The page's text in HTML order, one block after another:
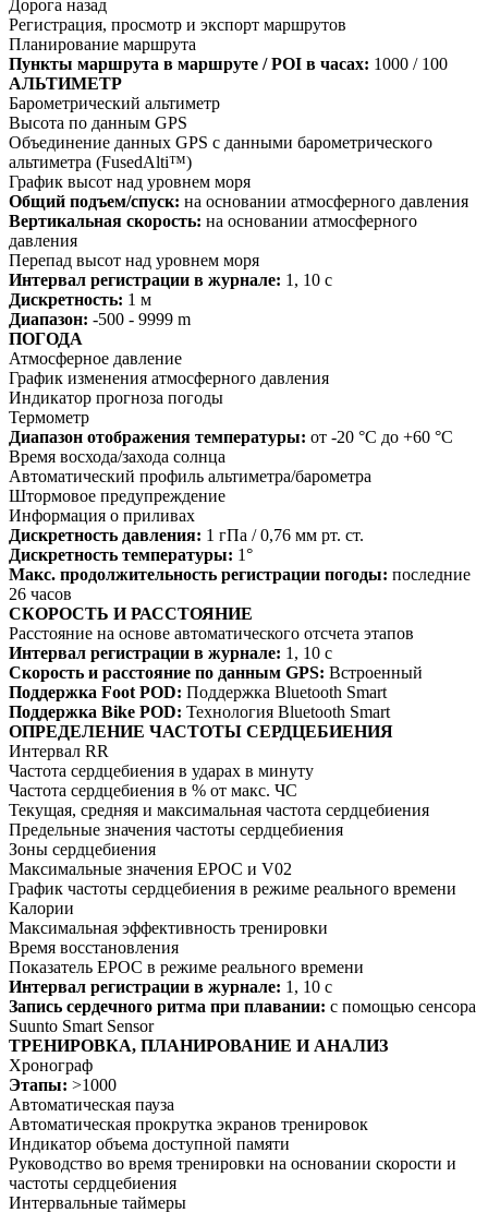
Дорога назад
Регистрация, просмотр и экспорт маршрутов
Планирование маршрута
Пункты маршрута в маршруте / POI в часах: 1000 / 100
АЛЬТИМЕТР
Барометрический альтиметр
Высота по данным GPS
Объединение данных GPS с данными барометрического
альтиметра (FusedAlti™)
График высот над уровнем моря
Общий подъем/спуск: на основании атмосферного давления
Вертикальная скорость: на основании атмосферного
давления
Перепад высот над уровнем моря
Интервал регистрации в журнале: 1, 10 с
Дискретность: 1 м
Диапазон: -500 - 9999 m
ПОГОДА
Атмосферное давление
График изменения атмосферного давления
Индикатор прогноза погоды
Термометр
Диапазон отображения температуры: от -20 °C до +60 °C
Время восхода/захода солнца
Автоматический профиль альтиметра/барометра
Штормовое предупреждение
Информация о приливах
Дискретность давления: 1 гПа / 0,76 мм рт. ст.
Дискретность температуры: 1°
Макс. продолжительность регистрации погоды: последние
26 часов
СКОРОСТЬ И РАССТОЯНИЕ
Расстояние на основе автоматического отсчета этапов
Интервал регистрации в журнале: 1, 10 с
Скорость и расстояние по данным GPS: Встроенный
Поддержка Foot POD: Поддержка Bluetooth Smart
Поддержка Bike POD: Технология Bluetooth Smart
ОПРЕДЕЛЕНИЕ ЧАСТОТЫ СЕРДЦЕБИЕНИЯ
Интервал RR
Частота сердцебиения в ударах в минуту
Частота сердцебиения в % от макс. ЧС
Текущая, средняя и максимальная частота сердцебиения
Предельные значения частоты сердцебиения
Зоны сердцебиения
Максимальные значения EPOC и V02
График частоты сердцебиения в режиме реального времени
Калории
Максимальная эффективность тренировки
Время восстановления
Показатель EPOC в режиме реального времени
Интервал регистрации в журнале: 1, 10 с
Запись сердечного ритма при плавании: с помощью сенсора
Suunto Smart Sensor
ТРЕНИРОВКА, ПЛАНИРОВАНИЕ И АНАЛИЗ
Хронограф
Этапы: >1000
Автоматическая пауза
Автоматическая прокрутка экранов тренировок
Индикатор объема доступной памяти
Руководство во время тренировки на основании скорости и
частоты сердцебиения
Интервальные таймеры